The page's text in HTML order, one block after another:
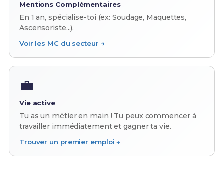
Mentions Complémentaires
En 1 an, spécialise-toi (ex: Soudage, Maquettes,
Ascensoriste...).
Voir les MC du secteur →
💼
Vie active
Tu as un métier en main ! Tu peux commencer à
travailler immédiatement et gagner ta vie.
Trouver un premier emploi →